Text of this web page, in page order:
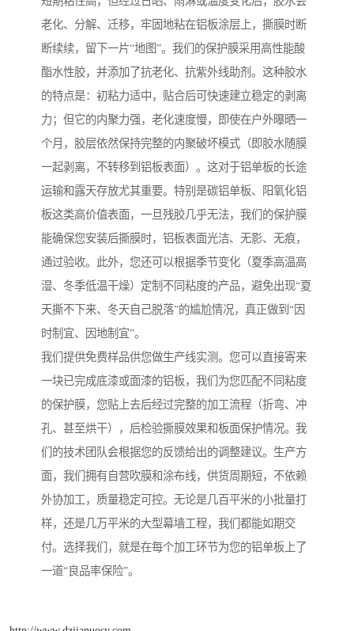
老化、分解、迁移，牢固地粘在铝板涂层上，撕膜时断
断续续，留下一片“地图”。我们的保护膜采用高性能酸
酯水性胶，并添加了抗老化、抗紫外线助剂。这种胶水
的特点是：初粘力适中，贴合后可快速建立稳定的剥离
力；但它的内聚力强，老化速度慢，即使在户外曝晒一
个月，胶层依然保持完整的内聚破坏模式（即胶水随膜
一起剥离，不转移到铝板表面）。这对于铝单板的长途
运输和露天存放尤其重要。特别是碳铝单板、阳氧化铝
板这类高价值表面，一旦残胶几乎无法，我们的保护膜
能确保您安装后撕膜时，铝板表面光洁、无影、无痕，
通过验收。此外，您还可以根据季节变化（夏季高温高
湿、冬季低温干燥）定制不同粘度的产品，避免出现“夏
天撕不下来、冬天自己脱落”的尴尬情况，真正做到“因
时制宜、因地制宜”。
我们提供免费样品供您做生产线实测。您可以直接寄来
一块已完成底漆或面漆的铝板，我们为您匹配不同粘度
的保护膜，您贴上去后经过完整的加工流程（折弯、冲
孔、甚至烘干），后检验撕膜效果和板面保护情况。我
们的技术团队会根据您的反馈给出的调整建议。生产方
面，我们拥有自营吹膜和涂布线，供货周期短，不依赖
外协加工，质量稳定可控。无论是几百平米的小批量打
样，还是几万平米的大型幕墙工程，我们都能如期交
付。选择我们，就是在每个加工环节为您的铝单板上了
一道“良品率保险”。